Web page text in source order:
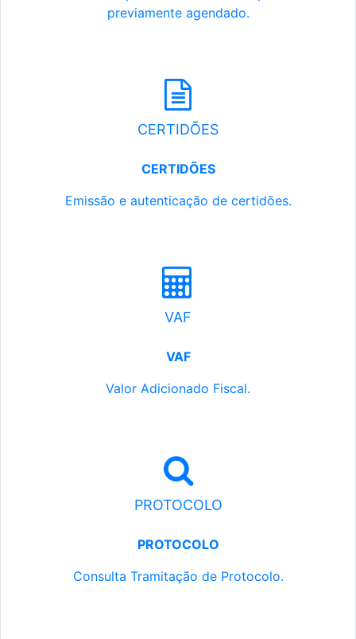
previamente agendado.
CERTIDÕES
CERTIDÕES
Emissão e autenticação de certidões.
VAF
VAF
Valor Adicionado Fiscal.
PROTOCOLO
PROTOCOLO
Consulta Tramitação de Protocolo.